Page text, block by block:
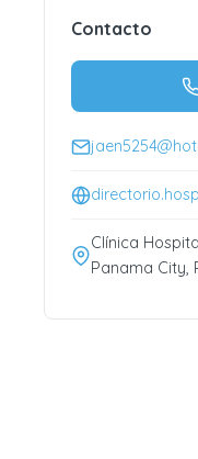
Contacto
Clínica
Panama City,